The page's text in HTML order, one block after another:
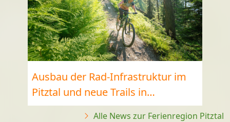
Ausbau der Rad-Infrastruktur im
Pitztal und neue Trails in
Schladming
Alle News zur Ferienregion Pitztal